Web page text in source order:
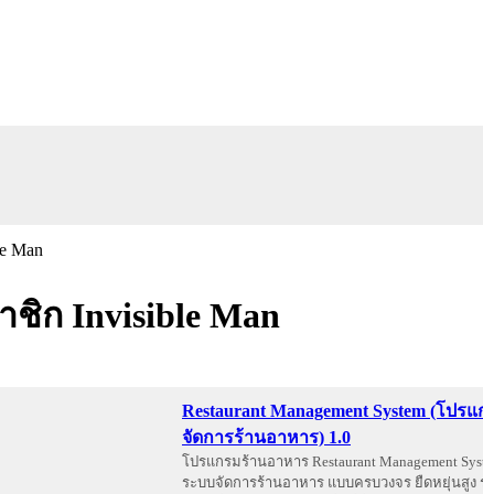
ชิก Invisible Man
Restaurant Management System (โปร
จัดการร้านอาหาร) 1.0
โปรแกรมร้านอาหาร Restaurant Management
ระบบจัดการร้านอาหาร แบบครบวงจร ยืดหยุ่นสูง